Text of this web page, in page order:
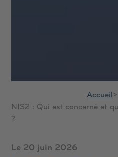
Accueil >
NIS2 : Qui est concerné et
?
Le 20 juin 2026